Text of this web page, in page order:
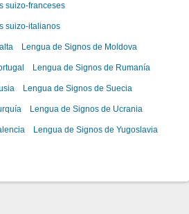
suizo-franceses
suizo-italianos
Lengua de Signos de Moldova
Lengua de Signos de Rumanía
Lengua de Signos de Suecia
Lengua de Signos de Ucrania
Lengua de Signos de Yugoslavia